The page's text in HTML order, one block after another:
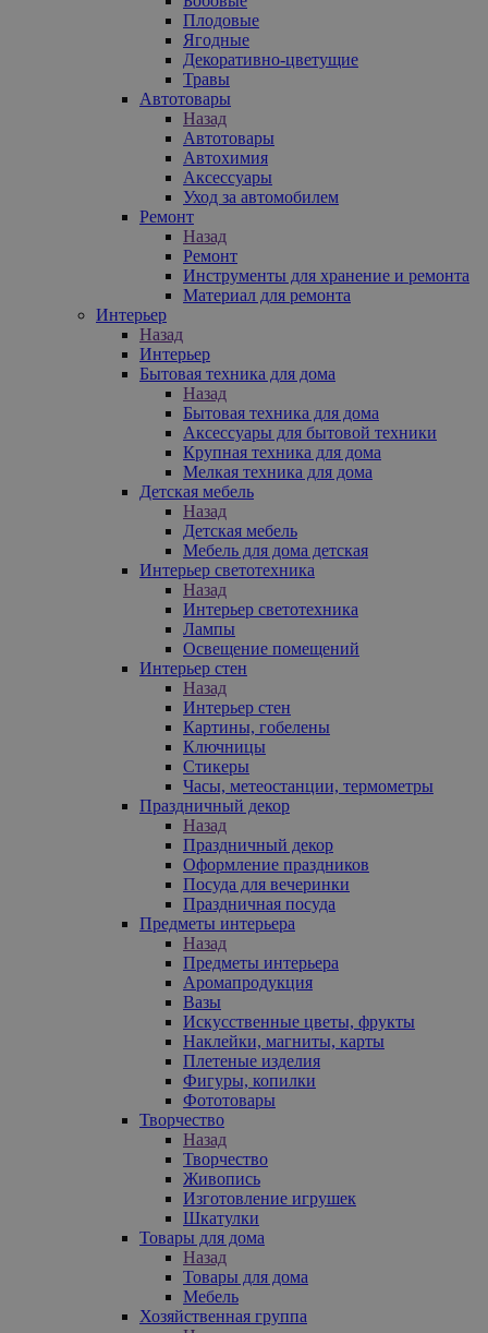
Плодовые
Ягодные
Декоративно-цветущие
Травы
Автотовары
Назад
Автотовары
Автохимия
Аксессуары
Уход за автомобилем
Ремонт
Назад
Ремонт
Инструменты для хранение и ремонта
Материал для ремонта
Интерьер
Назад
Интерьер
Бытовая техника для дома
Назад
Бытовая техника для дома
Аксессуары для бытовой техники
Крупная техника для дома
Мелкая техника для дома
Детская мебель
Назад
Детская мебель
Мебель для дома детская
Интерьер светотехника
Назад
Интерьер светотехника
Лампы
Освещение помещений
Интерьер стен
Назад
Интерьер стен
Картины, гобелены
Ключницы
Стикеры
Часы, метеостанции, термометры
Праздничный декор
Назад
Праздничный декор
Оформление праздников
Посуда для вечеринки
Праздничная посуда
Предметы интерьера
Назад
Предметы интерьера
Аромапродукция
Вазы
Искусственные цветы, фрукты
Наклейки, магниты, карты
Плетеные изделия
Фигуры, копилки
Фототовары
Творчество
Назад
Творчество
Живопись
Изготовление игрушек
Шкатулки
Товары для дома
Назад
Товары для дома
Мебель
Хозяйственная группа